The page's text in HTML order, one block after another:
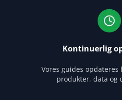
Kontinuerlig
Vores guides opdateres
produkter, data og